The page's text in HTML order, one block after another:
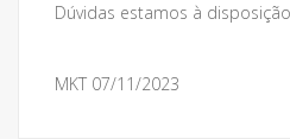
Dúvidas estamos à disposição
MKT 07/11/2023